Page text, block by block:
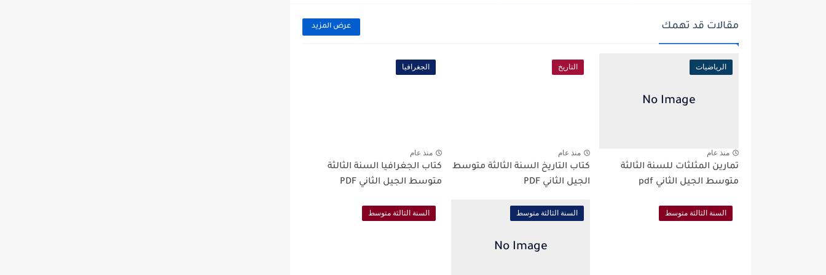
مقالات قد تهمك عرض المزيد
الرياضيات
منذ عام
تمارين المثلثات للسنة الثالثة
متوسط الجيل الثاني pdf
التاريخ
منذ عام
كتاب التاريخ السنة الثالثة متوسط
الجيل الثاني PDF
الجغرافيا
منذ عام
كتاب الجغرافيا السنة الثالثة
متوسط الجيل الثاني PDF
السنة الثالثة متوسط السنة الثالثة متوسط السنة الثالثة متوسط